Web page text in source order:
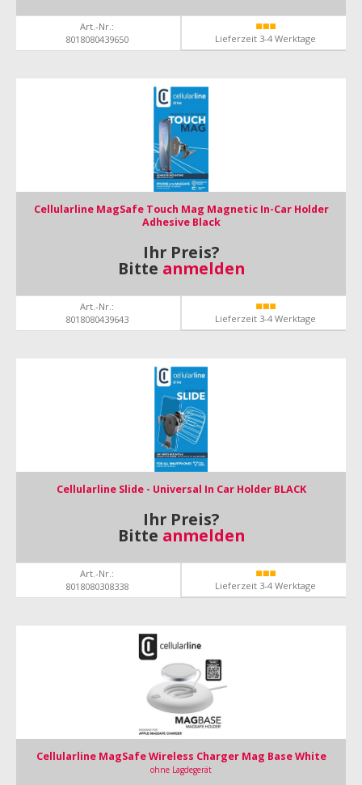
Art.-Nr.:
8018080439650
Lieferzeit 3-4 Werktage
Cellularline MagSafe Touch Mag Magnetic In-Car Holder
Adhesive Black
Ihr Preis?
Bitte anmelden
Art.-Nr.:
8018080439643
Lieferzeit 3-4 Werktage
Cellularline Slide - Universal In Car Holder BLACK
Ihr Preis?
Bitte anmelden
Art.-Nr.:
8018080308338
Lieferzeit 3-4 Werktage
Cellularline MagSafe Wireless Charger Mag Base White
ohne Lagdegerät